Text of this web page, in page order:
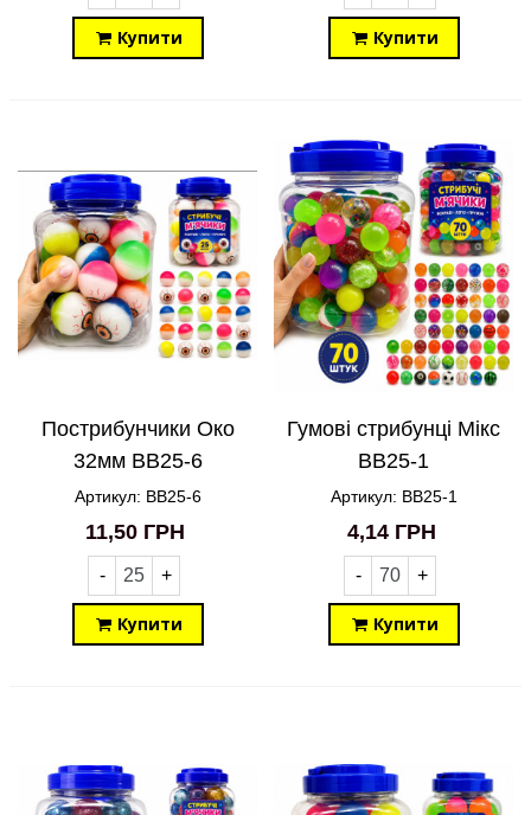
Купити Купити
Пострибунчики Око
32мм BB25-6
Артикул: BB25-6
11,50 ГРН
- +
Купити
Гумові стрибунці Мікс
BB25-1
Артикул: BB25-1
4,14 ГРН
- +
Купити